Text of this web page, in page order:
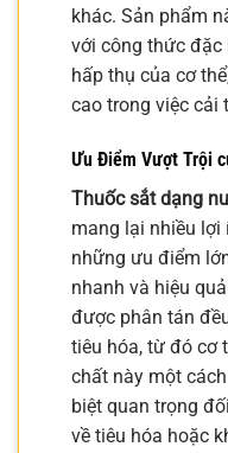
khác. Sản phẩm
với công thức đặc
hấp thụ của cơ
cao trong việc cải
Ưu Điểm Vượt Trội
Thuốc sắt dạng
mang lại nhiều lợi
những ưu điểm
nhanh và hiệu
được phân tán
tiêu hóa, từ đó cơ
chất này một
biệt quan trọng
về tiêu hóa hoặc